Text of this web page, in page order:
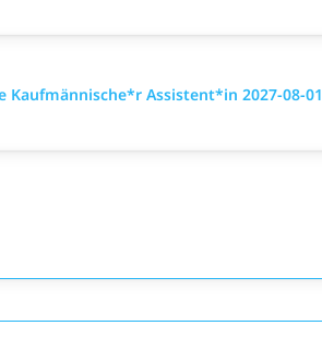
Assistent*in 2027-08-01